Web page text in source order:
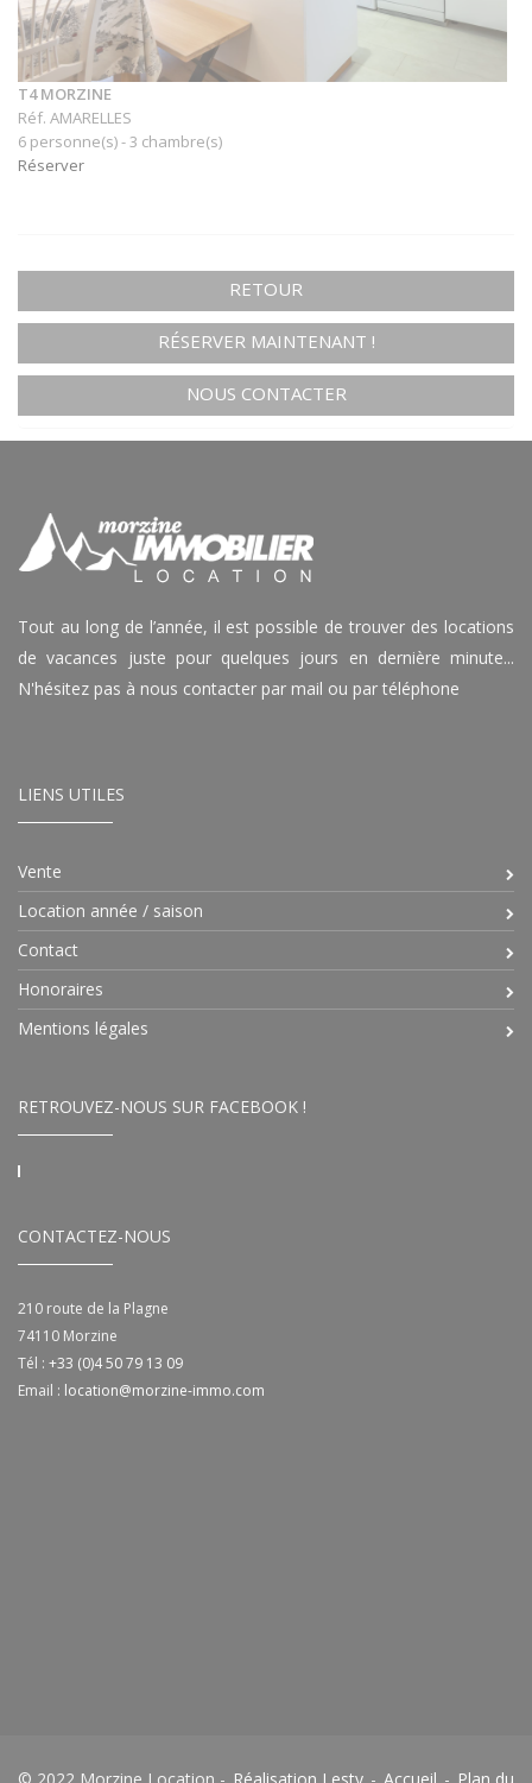
T4 MORZINE
Réf. AMARELLES
6 personne(s) - 3 chambre(s)
Réserver
RETOUR
RÉSERVER MAINTENANT !
NOUS CONTACTER
Tout au long de l’année, il est possible de trouver des locations
de vacances juste pour quelques jours en dernière minute...
N'hésitez pas à nous contacter par mail ou par téléphone
LIENS UTILES
Vente
Location année / saison
Contact
Honoraires
Mentions légales
RETROUVEZ-NOUS SUR FACEBOOK !
CONTACTEZ-NOUS
210 route de la Plagne
74110 Morzine
Tél : +33 (0)4 50 79 13 09
Email : location@morzine-immo.com